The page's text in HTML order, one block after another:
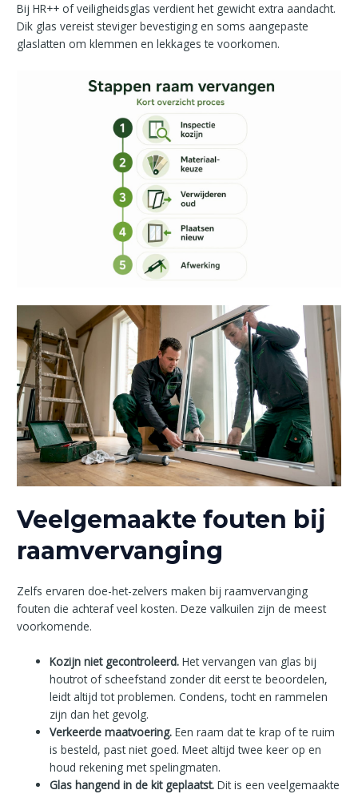
Bij HR++ of veiligheidsglas verdient het gewicht extra aandacht.
Dik glas vereist steviger bevestiging en soms aangepaste
glaslatten om klemmen en lekkages te voorkomen.
Veelgemaakte fouten bij
raamvervanging
Zelfs ervaren doe-het-zelvers maken bij raamvervanging
fouten die achteraf veel kosten. Deze valkuilen zijn de meest
voorkomende.
Kozijn niet gecontroleerd. Het vervangen van glas bij
houtrot of scheefstand zonder dit eerst te beoordelen,
leidt altijd tot problemen. Condens, tocht en rammelen
zijn dan het gevolg.
Verkeerde maatvoering. Een raam dat te krap of te ruim
is besteld, past niet goed. Meet altijd twee keer op en
houd rekening met spelingmaten.
Glas hangend in de kit geplaatst. Dit is een veelgemaakte